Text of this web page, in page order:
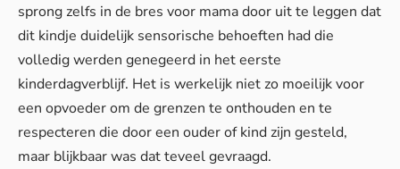
sprong zelfs in de bres voor mama door uit te leggen dat
dit kindje duidelijk sensorische behoeften had die
volledig werden genegeerd in het eerste
kinderdagverblijf. Het is werkelijk niet zo moeilijk voor
een opvoeder om de grenzen te onthouden en te
respecteren die door een ouder of kind zijn gesteld,
maar blijkbaar was dat teveel gevraagd.